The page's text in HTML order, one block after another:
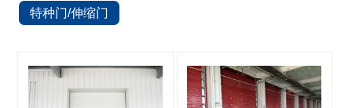
特种门/伸缩门